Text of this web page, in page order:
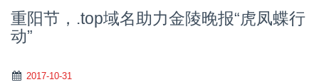
重阳节，.top域名助力金陵晚报“虎凤蝶行
动”
2017-10-31